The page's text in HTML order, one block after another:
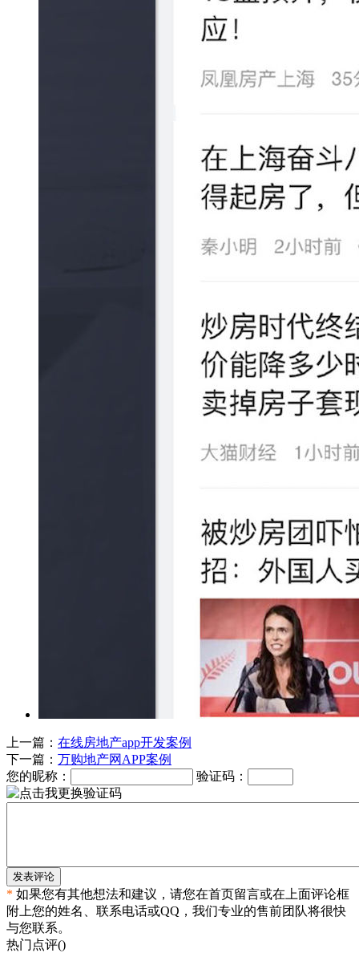
上一篇： 在线房地产app开发案例
下一篇： 万购地产网APP案例
您的昵称：
验证码：
发表评论
* 如果您有其他想法和建议，请您在首页留言或在上面评论框
附上您的姓名、联系电话或QQ，我们专业的售前团队将很快
与您联系。
热门点评()